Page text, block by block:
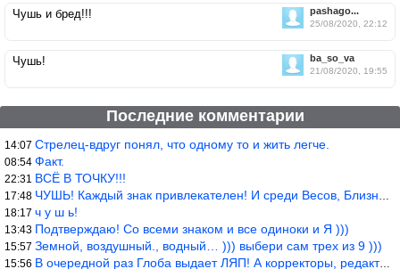
pashago...
25/08/2020, 22:12
Чушь и бред!!!
ba_so_va
21/08/2020, 19:55
Чушь!
Последние комментарии
14:07 Стрелец-вдруг понял, что одному то и жить легче.
08:54 Факт.
22:31 ВСЁ В ТОЧКУ!!!
17:48 ЧУШЬ! Каждый знак привлекателен! И среди Весов, Близнецов встреч
18:17 ч у ш ь!
13:43 Подтверждаю! Со всеми знаком и все одиноки и Я )))
15:57 Земной, воздушный., водный… ))) выбери сам трех из 9 )))
15:56 В очередной раз Глоба выдает ЛЯП! А корректоры, редакторы пропус